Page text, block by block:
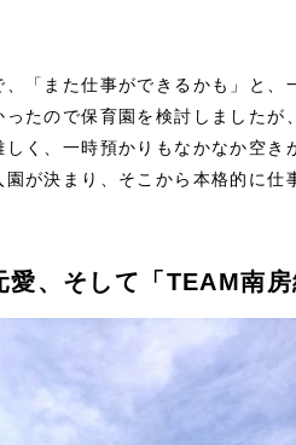
「また仕事ができるかも」と、
たので保育園を検討しましたが
く、一時預かりもなかなか空き
が決まり、そこから本格的に仕
愛、そして「TEAM南